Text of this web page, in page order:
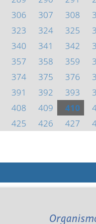
306 307 308
323 324 325
340 341 342
357 358 359
374 375 376
391 392 393
408 409 410
425 426 427